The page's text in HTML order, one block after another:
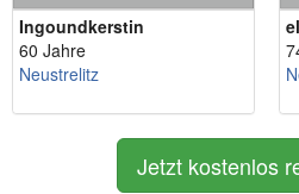
Ingoundkerstin
60 Jahre
Neustrelitz
Jetzt kostenlos